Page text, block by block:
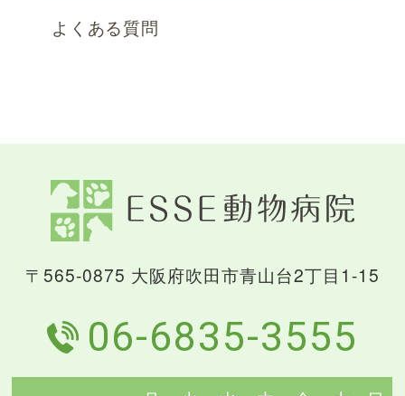
よくある質問
〒565-0875 大阪府吹田市青山台2丁目1-15
06-6835-3555